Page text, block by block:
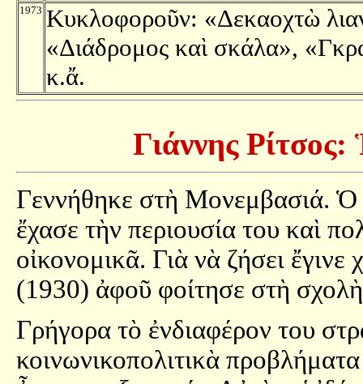
1973 Κυκλοφοροῦν: «Δεκαοχτὼ
«Διάδρομος καὶ σκάλα»,
κ.ἄ.
Γιάννης
Γεννήθηκε στὴ Μονεμβασιά. Ὁ
ἔχασε τὴν περιουσία του καὶ
οἰκονομικᾶ. Γιὰ νὰ ζήσει
(1930) ἀφοῦ φοίτησε στὴ
Γρήγορα τὸ ἐνδιαφέρον του
κοινωνικοπολιτικὰ